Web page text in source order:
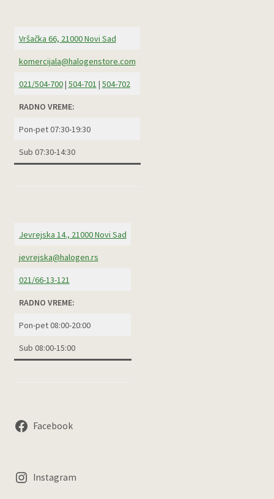
Vršačka 66, 21000 Novi Sad
komercijala@halogenstore.com
021/504-700| 504-701 | 504-702
RADNO VREME:
Pon-pet 07:30-19:30
Sub 07:30-14:30
Jevrejska 14., 21000 Novi Sad
jevrejska@halogen.rs
021/66-13-121
RADNO VREME:
Pon-pet 08:00-20:00
Sub 08:00-15:00
Facebook
Instagram